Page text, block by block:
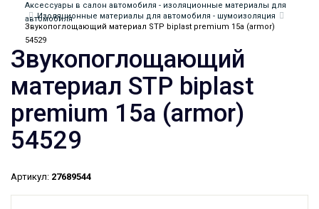
Аксессуары в салон автомобиля - изоляционные материалы для
автомобиля
Изоляционные материалы для автомобиля - шумоизоляция
Звукопоглощающий материал STP biplast premium 15а (armor)
54529
Звукопоглощающий
материал STP biplast
premium 15а (armor)
54529
Артикул: 27689544